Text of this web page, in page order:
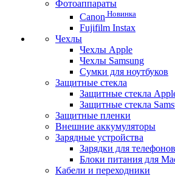
Фотоаппараты
Canon Новинка
Fujifilm Instax
Чехлы
Чехлы Apple
Чехлы Samsung
Сумки для ноутбуков
Защитные стекла
Защитные стекла
Защитные стекла
Защитные пленки
Внешние аккумуляторы
Зарядные устройства
Зарядки для
Блоки питания для
Кабели и переходники